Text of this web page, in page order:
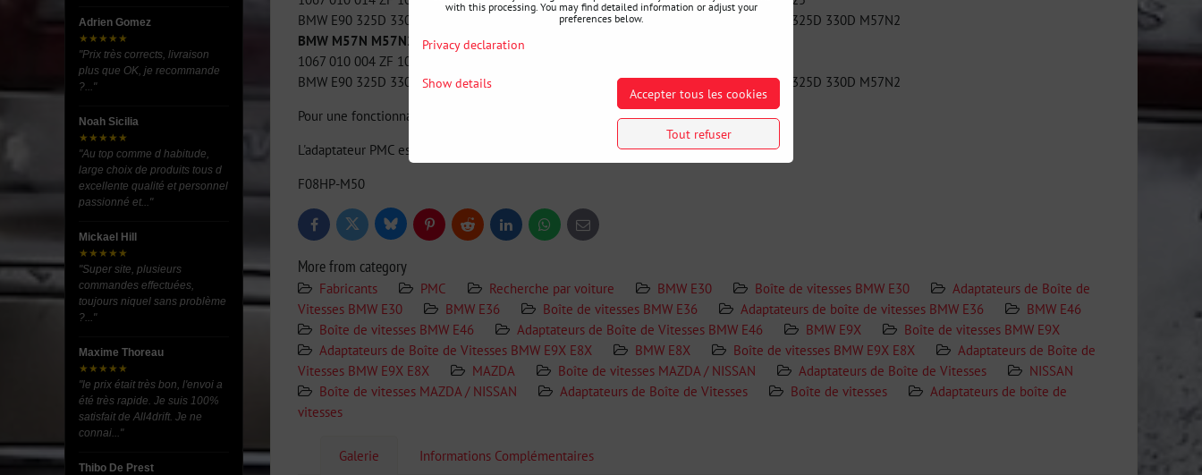
BMW E90 325D 330D E90N 325D M57N2 E91 325D 330D E91N 325 M57N2 E92 / e93 325D 330D M57N2
BMW M57N M57N2 23,00 753 9000 GS6-53DZ HGK (THGK) 6-stupňová
1067 010 004 ZF 1067 401 116 1067401116
BMW E90 325D 330D E90N 325D M57N2 E91 325D 330D E91N 325 M57N2 E92 / e93 325D 330D M57N2
Pour une fonctionnalité parfaite, un volant moteur sur mesure est recommandé !!!
L'adaptateur PMC est conçu, fabriqué et testé dans l'Union européenne.
F08HP-M50
FacebookTwitter BlueskyPinterestReddit LinkedInWhatsApp
E-
mail
More from category
Fabricants PMC Recherche par voiture BMW E30 Boîte de vitesses BMW E30
Adaptateurs de Boîte de
Vitesses BMW E30
BMW E36 Boîte de vitesses BMW E36 Adaptateurs de boîte de vitesses BMW E36
BMW E46
Boîte de vitesses BMW E46
Adaptateurs de Boîte de Vitesses BMW E46 BMW E9X
Boîte de vitesses BMW E9X
Adaptateurs de Boîte de Vitesses BMW E9X E8X
BMW E8X Boîte de vitesses BMW E9X E8X
Adaptateurs de Boîte de
Vitesses BMW E9X E8X
MAZDA Boîte de vitesses MAZDA / NISSAN Adaptateurs de Boîte de Vitesses
NISSAN
Boîte de vitesses MAZDA / NISSAN
Adaptateurs de Boîte de Vitesses Boîte de vitesses
Adaptateurs de boîte de
vitesses
Galerie Informations Complémentaires
Adrien Gomez
★★★★★
"Prix très corrects, livraison
plus que OK, je recommande
?..."
Noah Sicilia
★★★★★
"Au top comme d habitude,
large choix de produits tous d
excellente qualité et personnel
passionné et..."
Mickael Hill
★★★★★
"Super site, plusieurs
commandes effectuées,
toujours niquel sans problème
?..."
Maxime Thoreau
★★★★★
"le prix était très bon, l'envoi a
été très rapide. Je suis 100%
satisfait de All4drift. Je ne
connai..."
Thibo De Prest
with this processing. You may find detailed information or adjust your
preferences below.
Privacy declaration
Show details
Accepter tous les cookies
Tout refuser